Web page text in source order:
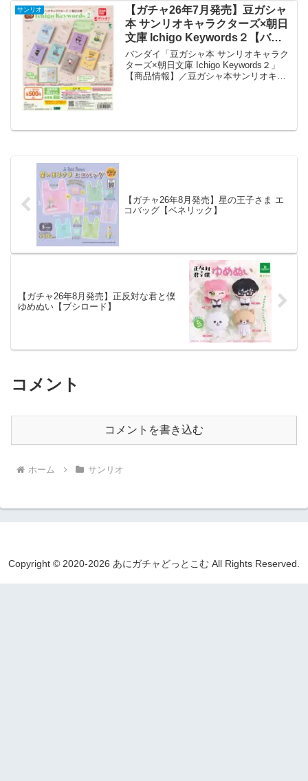
送料無料 「サンリオキャラクターズ お
なまえア...
サンリオ
【ガチャ26年7月発売】豆ガシャ
本 サンリオキャラクターズ×朝日
文庫 Ichigo Keywords２【バン
ダイ】
バンダイ「豆ガシャ本 サンリオキャラク
ターズ×朝日文庫 Ichigo Keywords２」
【商品情報】／豆ガシャ本サンリオキャ
【ガチャ26年8月発売】星の王子さま エ
コバッグ【ベネリック】
【ガチャ26年8月発売】正反対な君と僕
ゆめぬい【ブシロード】
コメント
コメントを書き込む
ホーム サンリオ
Copyright © 2020-2026 あにガチャどっとこむ All Rights Reserved.